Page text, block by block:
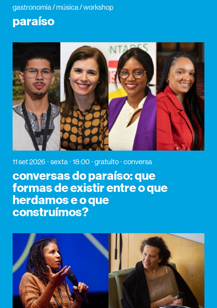
gastronomia / música / workshop
paraíso
11 set 2026 sexta 18:00 gratuito conversa
conversas do paraíso: que
formas de existir entre o que
herdamos e o que
construímos?